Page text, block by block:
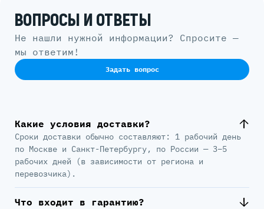
ВОПРОСЫ И ОТВЕТЫ
Не нашли нужной информации? Спросите —
мы ответим!
Задать вопрос
Какие условия доставки?
Сроки доставки обычно составляют: 1 рабочий день
по Москве и Санкт-Петербургу, по России — 3–5
рабочих дней (в зависимости от региона и
перевозчика).
Что входит в гарантию?